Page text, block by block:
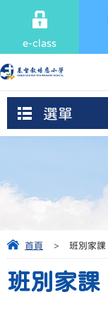
e-class
選單
首頁 > 班別家課
班別家課